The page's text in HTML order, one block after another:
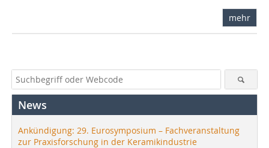
mehr
News
Ankündigung: 29. Eurosymposium – Fachveranstaltung
zur Praxisforschung in der Keramikindustrie